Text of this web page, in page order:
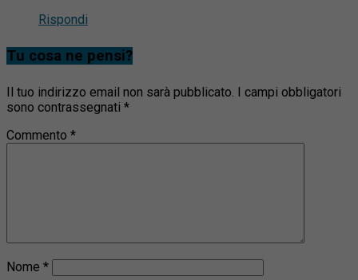
Rispondi
Tu cosa ne pensi?
Il tuo indirizzo email non sarà pubblicato. I campi obbligatori
sono contrassegnati *
Commento *
Nome *